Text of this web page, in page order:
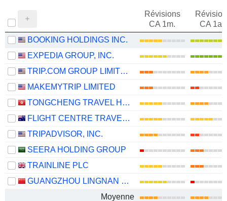
Révisions
CA 1m.
CA 1an
BOOKING HOLDINGS INC.
EXPEDIA GROUP, INC.
TRIP.COM GROUP LIMITED
MAKEMYTRIP LIMITED
TONGCHENG TRAVEL HOLDINGS LIMITED
FLIGHT CENTRE TRAVEL GROUP LIMITED
TRIPADVISOR, INC.
SEERA HOLDING GROUP
TRAINLINE PLC
GUANGZHOU LINGNAN GROUP HOLDINGS COMPANY LIMITED
Moyenne